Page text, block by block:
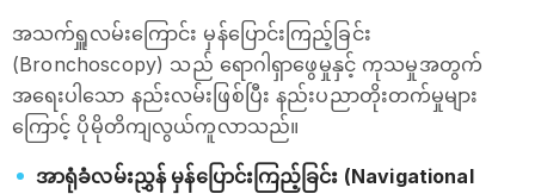
အသက်ရှူလမ်းကြောင်း မှန်ပြောင်းကြည့်ခြင်း
(Bronchoscopy) သည် ရောဂါရှာဖွေမှုနှင့် ကုသမှုအတွက်
အရေးပါသော နည်းလမ်းဖြစ်ပြီး နည်းပညာတိုးတက်မှုများ
ကြောင့် ပိုမိုတိကျလွယ်ကူလာသည်။
အာရုံခံလမ်းညွှန် မှန်ပြောင်းကြည့်ခြင်း (Navigational